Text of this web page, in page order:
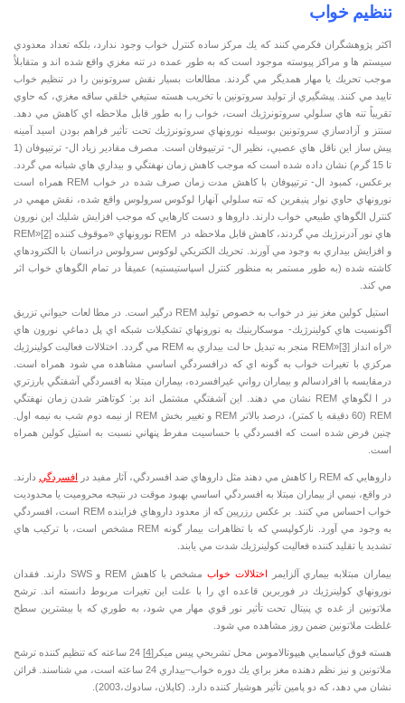
تنظيم خواب
اكثر پژوهشگران فكرمي كنند كه يك مركز ساده كنترل خواب وجود ندارد، بلكه تعداد معدودي
سيستم ها و مراكز پيوسته موجود است كه به طور عمده در تنه مغزي واقع شده اند و متقابلآً
موجب تحريك يا مهار همديگر مي گردند. مطالعات بسيار نقش سروتونين را در تنظيم خواب
تاييد مي كنند. پيشگيري از توليد سروتونين با تخريب هسته ستيغي خلقي ساقه مغزي، كه حاوي
تقريباً تنه هاي سلولي سروتونرژيك است، خواب را به طور قابل ملاحظه اي كاهش مي دهد.
سنتز و آزادسازي سروتونين بوسيله نورونهاي سروتونرژيك تحت تأثير فراهم بودن اسيد آمينه
پيش ساز اين ناقل هاي عصبي، نظير ال- ترتيپوفان است. مصرف مقادير زياد ال- ترتيپوفان (1
تا 15 گرم) نشان داده شده است كه موجب كاهش زمان نهفتگي و بيداري هاي شبانه مي گردد.
برعكس، كمبود ال- ترتيپوفان با كاهش مدت زمان صرف شده در خواب REM همراه است
نورونهاي حاوي نوار پنيفرين كه تنه سلولي آنهارا لوكوس سرولوس واقع شده، نقش مهمي در
كنترل الگوهاي طبيعي خواب دارند. داروها و دست كارهايي كه موجب افزايش شليك اين نورون
هاي نور آدرنرژيك مي گردند، كاهش قابل ملاحظه در REM نورونهاي «موقوف كننده REM»
[2]
و افزايش بيداري به وجود مي آورند. تحريك الكتريكي لوكوس سرولوس درانسان با الكترودهاي
كاشته شده (به طور مستمر به منظور كنترل اسپاستيستيه) عميقأ در تمام الگوهاي خواب اثر
مي كند.
استيل كولين مغز نيز در خواب به خصوص توليد REM درگير است. در مطا لعات حيواني تزريق
آگونسيت هاي كولينرژيك- موسكارينيك به نورونهاي تشكيلات شبكه اي پل دماغي نورون هاي
«راه انداز REM»[3]
منجر به تبديل حا لت بيداري به REM مي گردد. اختلالات فعاليت كولينرژيك
مركزي با تغيرات خواب به گونه اي كه درافسردگي اساسي مشاهده مي شود همراه است.
درمقايسه با افرادسالم و بيماران رواني غيرافسرده، بيماران مبتلا به افسردگي آشفتگي بارزتري
در ا لگوهاي REM نشان مي دهند. اين آشفتگي مشتمل اند بر: كوتاهتر شدن زمان نهفتگي
REM (60 دقيقه يا كمتر)، درصد بالاتر REM و تغيير بخش REM از نيمه دوم شب به نيمه اول.
چنين فرض شده است كه افسردگي با حساسيت مفرط پنهاني نسبت به استيل كولين همراه
است.
داروهايي كه REM را كاهش مي دهند مثل داروهاي ضد افسردگي، آثار مفيد در افسردگي دارند.
در واقع، نيمي از بيماران مبتلا به افسردگي اساسي بهبود موقت در نتيجه محروميت يا محدوديت
خواب احساس مي كنند. بر عكس رزرپين
كه از معدود داروهاي فزاينده REM است، افسردگي
به وجود مي آورد. ناركولپسي كه با تظاهرات بيمار گونه REM مشخص است، با تركيب هاي
تشديد يا تقليد كننده فعاليت كولينرژيك شدت مي يابند.
بيماران مبتلابه بيماري آلزايمر اختلالات خواب
مشخص با كاهش REM و SWS دارند. فقدان
نورونهاي كولينرژيك در فوربرين قاعده اي را با علت اين تغيرات مربوط دانسته اند. ترشح
ملاتونين از غده ي پنيتال تحت تأثير نور قوي مهار مي شود، به طوري كه با بيشترين سطح
غلظت ملاتونين ضمن روز مشاهده مي شود.
هسته فوق كياسمايي هيپوتالاموس محل تشريحي پيس ميكر[4]
24 ساعته كه تنظيم كننده ترشح
ملاتونين و نيز نظم دهنده مغز براي يك دوره خواب–بيداري 24 ساعته است، مي شناسند. قرائن
نشان مي دهد، كه دو پامين تأثير هوشيار كننده دارد. (كاپلان، سادوك،2003).